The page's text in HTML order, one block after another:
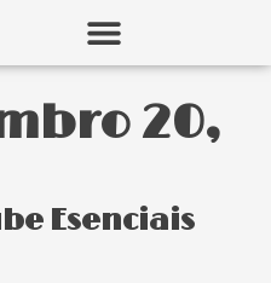
20,
Esenciais